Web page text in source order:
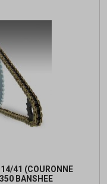
41 (COURONNE
BANSHEE